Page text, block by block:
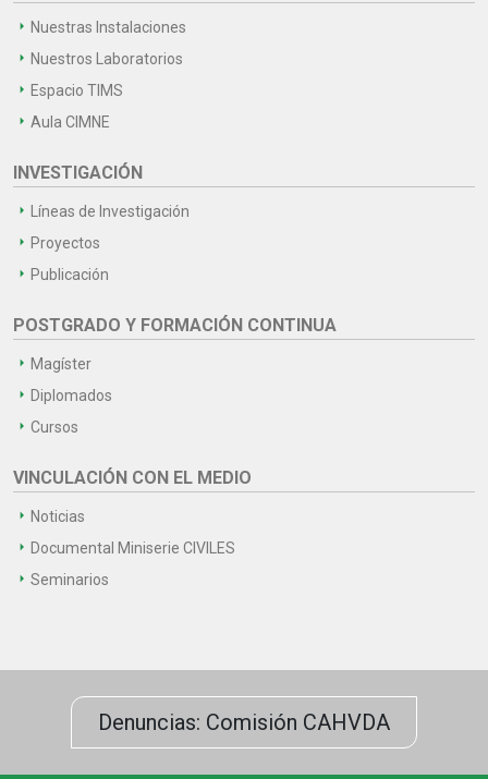
Nuestras Instalaciones
Nuestros Laboratorios
Espacio TIMS
Aula CIMNE
INVESTIGACIÓN
Líneas de Investigación
Proyectos
Publicación
POSTGRADO Y FORMACIÓN CONTINUA
Magíster
Diplomados
Cursos
VINCULACIÓN CON EL MEDIO
Noticias
Documental Miniserie CIVILES
Seminarios
Denuncias: Comisión CAHVDA